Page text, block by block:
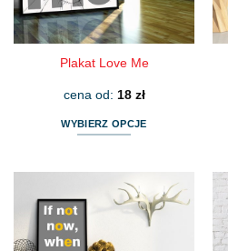
stronie
produktu
Plakat Love Me
cena od: 18 zł
WYBIERZ OPCJE
wiele
wariantów.
Opcje